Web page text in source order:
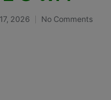
2026 No Comments